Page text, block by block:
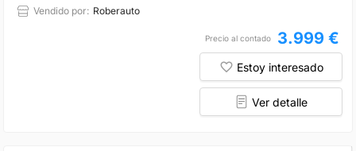
Vendido por: Roberauto
Precio al contado 3.999 €
Estoy interesado
Ver detalle